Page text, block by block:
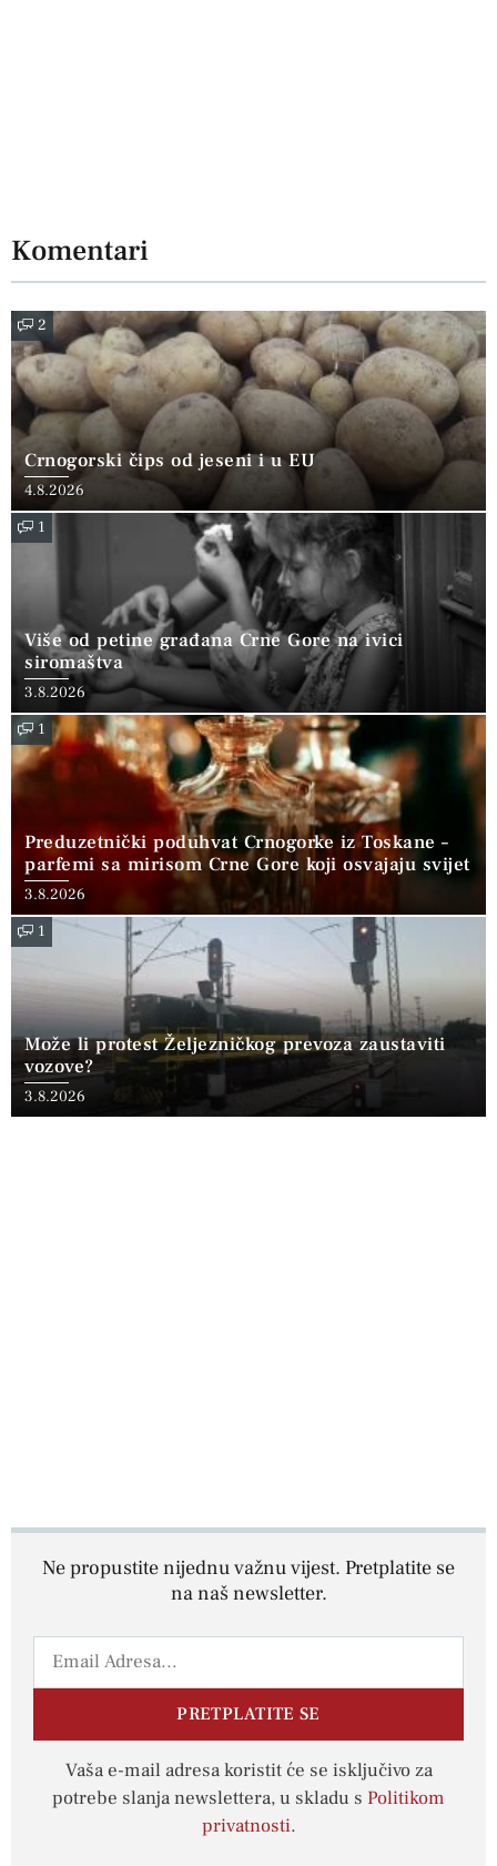
Komentari
2
Crnogorski čips od jeseni i u EU
4.8.2026
1
Više od petine građana Crne Gore na ivici
siromaštva
3.8.2026
1
Preduzetnički poduhvat Crnogorke iz Toskane –
parfemi sa mirisom Crne Gore koji osvajaju svijet
3.8.2026
1
Može li protest Željezničkog prevoza zaustaviti
vozove?
3.8.2026
Ne propustite nijednu važnu vijest. Pretplatite se
na naš newsletter.
PRETPLATITE SE
Vaša e-mail adresa koristit će se isključivo za
potrebe slanja newslettera, u skladu s Politikom
privatnosti.